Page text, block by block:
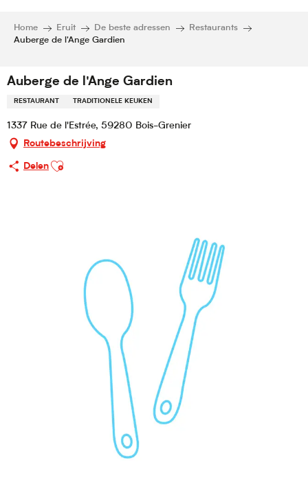
Home Eruit De beste adressen
Restaurants
Auberge de l'Ange Gardien
Auberge de l'Ange Gardien
RESTAURANT TRADITIONELE KEUKEN
1337 Rue de l'Estrée, 59280 Bois-Grenier
Routebeschrijving
Delen
Ajouter aux favoris